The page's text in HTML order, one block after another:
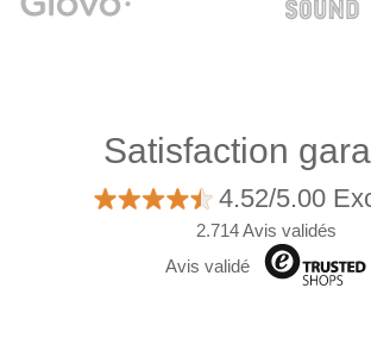
Satisfaction
4.52/5.00
2.714 Avis validés
Avis validé